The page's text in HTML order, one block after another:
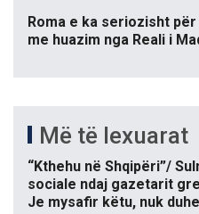
Roma e ka seriozisht
me huazim nga Reali i
Më të lexuarat
“Kthehu në Shqipëri”/
sociale ndaj gazetarit
Je mysafir këtu, nuk